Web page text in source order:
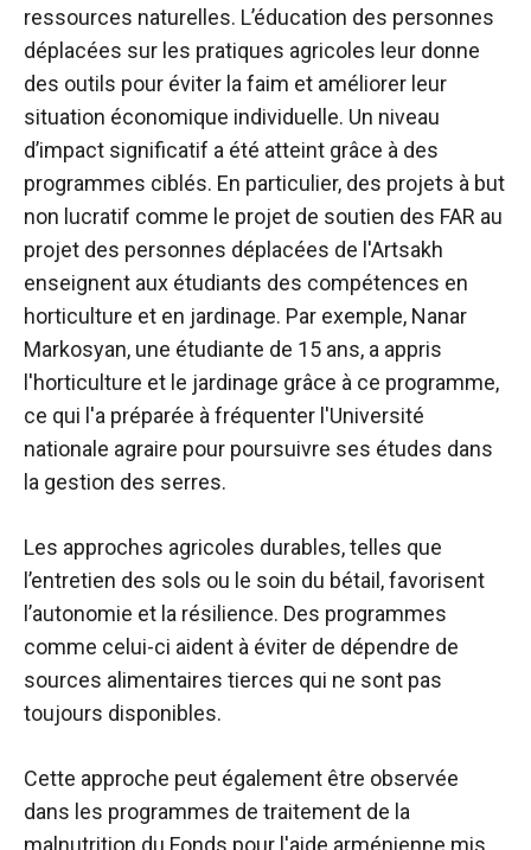
ressources naturelles. L’éducation des personnes
déplacées sur les pratiques agricoles leur donne
des outils pour éviter la faim et améliorer leur
situation économique individuelle. Un niveau
d’impact significatif a été atteint grâce à des
programmes ciblés. En particulier, des projets à but
non lucratif comme le projet de soutien des FAR au
projet des personnes déplacées de l'Artsakh
enseignent aux étudiants des compétences en
horticulture et en jardinage. Par exemple, Nanar
Markosyan, une étudiante de 15 ans, a appris
l'horticulture et le jardinage grâce à ce programme,
ce qui l'a préparée à fréquenter l'Université
nationale agraire pour poursuivre ses études dans
la gestion des serres.
Les approches agricoles durables, telles que
l’entretien des sols ou le soin du bétail, favorisent
l’autonomie et la résilience. Des programmes
comme celui-ci aident à éviter de dépendre de
sources alimentaires tierces qui ne sont pas
toujours disponibles.
Cette approche peut également être observée
dans les programmes de traitement de la
malnutrition du Fonds pour l'aide arménienne mis